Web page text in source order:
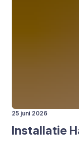
25 juni 2026
Instal­la­tie